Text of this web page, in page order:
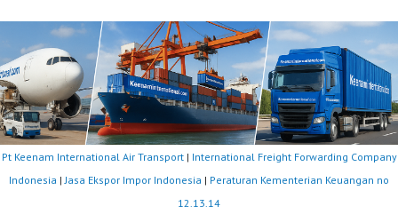
Pt Keenam International Air Transport| International Freight Forwarding Company
Indonesia | Jasa Ekspor Impor Indonesia | Peraturan Kementerian Keuangan no
12.13.14